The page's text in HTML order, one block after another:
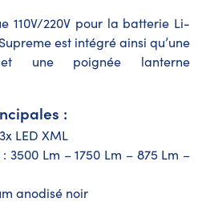
110V/220V pour la batterie Li-
est intégré ainsi qu’une
une poignée lanterne
:
LED XML
3500 Lm – 1750 Lm – 875 Lm –
anodisé noir